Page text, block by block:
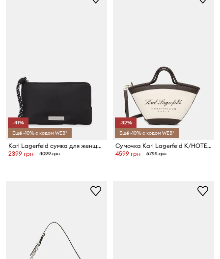
-41%
Ещё -10% с кодом WEB*
Karl Lagerfeld сумка для женщин IKON
2399 грн
4099 грн
-32%
Ещё -10% с кодом WEB*
Сумочка Karl Lagerfeld K/HOTEL
4599 грн
6799 грн